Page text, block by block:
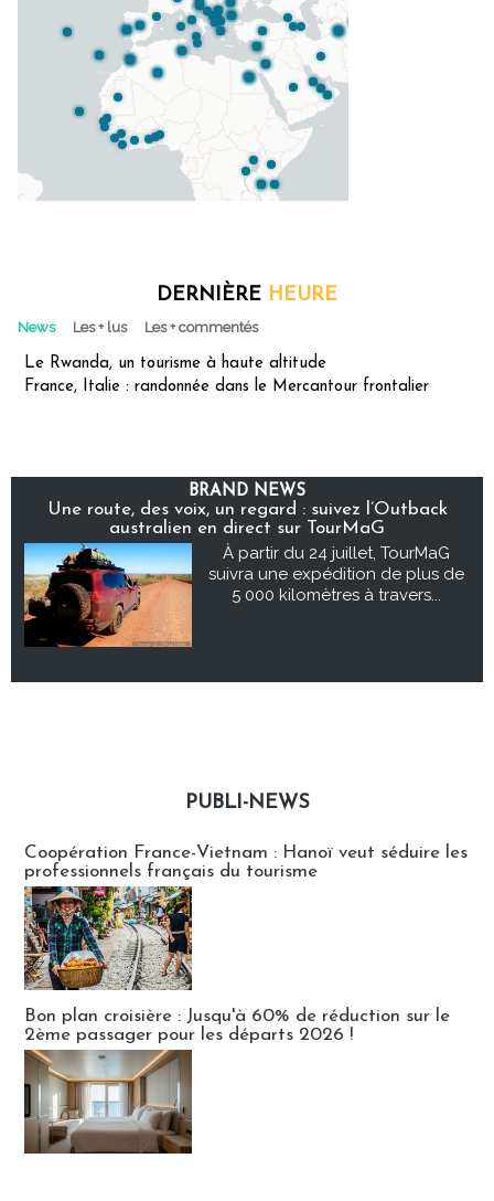
DERNIÈRE HEURE
News Les + lus Les + commentés
Le Rwanda, un tourisme à haute altitude
France, Italie : randonnée dans le Mercantour frontalier
BRAND NEWS
Une route, des voix, un regard : suivez l’Outback
australien en direct sur TourMaG
À partir du 24 juillet, TourMaG
suivra une expédition de plus de
5 000 kilomètres à travers...
PUBLI-NEWS
Coopération France-Vietnam : Hanoï veut séduire les
professionnels français du tourisme
Bon plan croisière : Jusqu'à 60% de réduction sur le
2ème passager pour les départs 2026 !